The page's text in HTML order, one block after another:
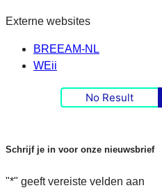
Externe websites
BREEAM-NL
WEii
No Result
Schrijf je in voor onze nieuwsbrief
"*" geeft vereiste velden aan